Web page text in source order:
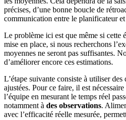
précises, d’une bonne boucle de
communication entre le planificateur
Le problème ici est que même si cette
mise en place, si nous recherchons
moyennes ne seront pas suffisantes.
d’améliorer encore ces estimations.
L’étape suivante consiste à utiliser des
ajustées. Pour ce faire, il est nécessaire
l’équipe en mesurant le temps réel
notamment à des observations.
avec l’efficacité réelle mesurée,